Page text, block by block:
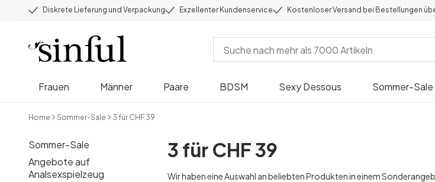
Diskrete Lieferung und Verpackung Exzellenter Kundenservice Kostenloser Versand bei Bestellungen
Frauen Männer Paare BDSM Sexy Dessous Sommer-Sale
Home Sommer-Sale 3 für CHF 39
Sommer-Sale
Angebote auf
Analsexspielzeug
3 für CHF 39
Wir haben eine Auswahl an beliebten Produkten in einem